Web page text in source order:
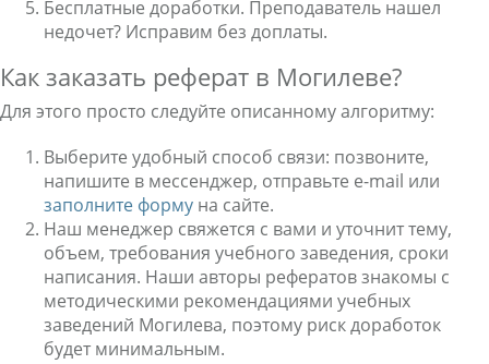
Бесплатные доработки. Преподаватель нашел
недочет? Исправим без доплаты.
Как заказать реферат в Могилеве?
Для этого просто следуйте описанному алгоритму:
Выберите удобный способ связи: позвоните,
напишите в мессенджер, отправьте e-mail или
заполните форму на сайте.
Наш менеджер свяжется с вами и уточнит тему,
объем, требования учебного заведения, сроки
написания. Наши авторы рефератов знакомы с
методическими рекомендациями учебных
заведений Могилева, поэтому риск доработок
будет минимальным.